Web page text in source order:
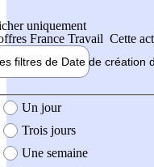
uniquement
France Travail Cette
filtres de Date de création
création de l'offre
Un jour
Trois jours
Une semaine